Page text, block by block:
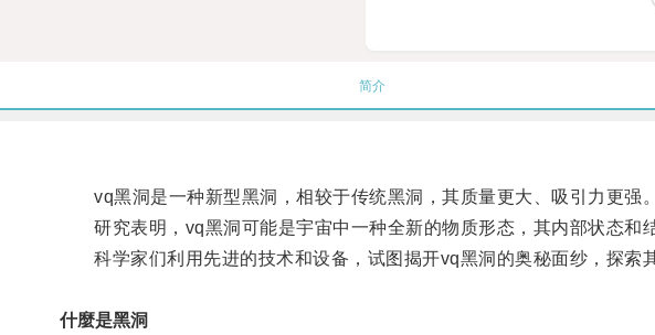
简介
vq黑洞是一种新型黑洞，相较于传统黑洞，其质量更大、吸引力更强。
研究表明，vq黑洞可能是宇宙中一种全新的物质形态，其内部状态和结
科学家们利用先进的技术和设备，试图揭开vq黑洞的奥秘面纱，探索其
什麼是黑洞